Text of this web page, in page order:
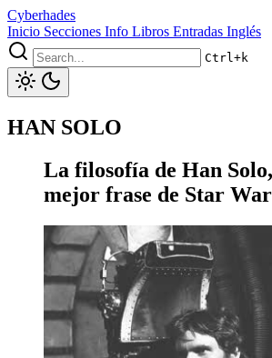
Cyberhades
Inicio Secciones Info Libros Entradas Inglés
Ctrl+k
HAN SOLO
La filosofía de Han
mejor frase de Star